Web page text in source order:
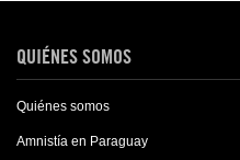
QUIÉNES SOMOS
Quiénes somos
Amnistía en Paraguay